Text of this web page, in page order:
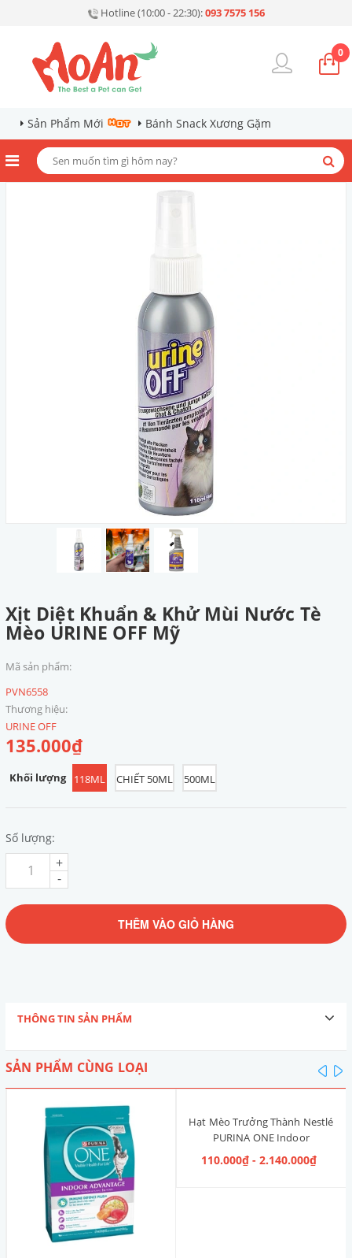
Hotline (10:00 - 22:30):093 7575 156
0
Sản Phẩm Mới Bánh Snack Xương Gặm
Xịt Diệt Khuẩn & Khử Mùi Nước Tè
Mèo URINE OFF Mỹ
Mã sản phẩm:
PVN6558
Thương hiệu:
URINE OFF
135.000₫
Khối lượng 118ML CHIẾT 50ML 500ML
Số lượng:
-
+
THÊM VÀO GIỎ HÀNG
THÔNG TIN SẢN PHẨM
SẢN PHẨM CÙNG LOẠI
Hạt Mèo Trưởng Thành Nestlé
PURINA ONE Indoor
Advantage [Vị Gà]
110.000₫ - 2.140.000₫